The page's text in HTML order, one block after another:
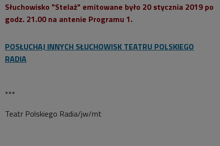
Słuchowisko "Stelaż" emitowane było 20 stycznia 2019 po
godz. 21.00 na antenie Programu 1.
POSŁUCHAJ INNYCH SŁUCHOWISK TEATRU POLSKIEGO
RADIA
***
Teatr Polskiego Radia/jw/mt